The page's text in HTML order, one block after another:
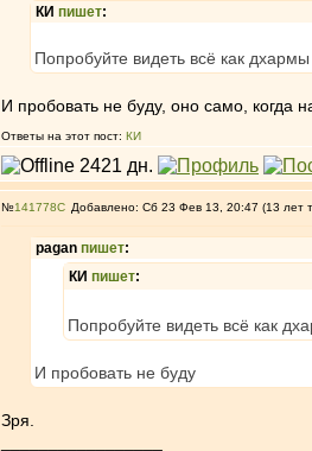
КИ пишет:
Попробуйте видеть всё как
И пробовать не буду, оно само, когда
Ответы на этот пост: КИ
№141778 Добавлено: Сб 23 Фев 13, 20:47 (13 лет
pagan пишет:
КИ пишет:
Попробуйте видеть всё как
И пробовать не буду
Зря.